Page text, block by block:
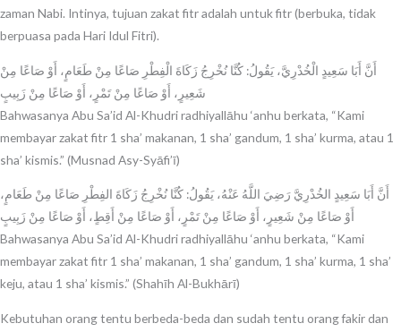
zaman Nabi. Intinya, tujuan zakat fitr adalah untuk fitr (berbuka, tidak
berpuasa pada Hari Idul Fitri).
أَنَّ أَبَا سَعِيدٍ الْخُدْرِيَّ، يَقُولُ: كُنَّا نُخْرِجُ زَكَاةَ الْفِطْرِ صَاعًا مِنْ طَعَامٍ، أَوْ صَاعًا مِنْ
شَعِيرٍ، أَوْ صَاعًا مِنْ تَمْرٍ، أَوْ صَاعًا مِنْ زَبِيبٍ
Bahwasanya Abu Sa’id Al-Khudri radhiyallāhu ‘anhu berkata, “Kami
membayar zakat fitr 1 sha’ makanan, 1 sha’ gandum, 1 sha’ kurma, atau 1
sha’ kismis.” (Musnad Asy-Syāfi’ī)
أَنَّ أَبَا سَعِيدٍ الخُدْرِيَّ رَضِيَ اللَّهُ عَنْهُ، يَقُولُ: كُنَّا نُخْرِجُ زَكَاةَ الفِطْرِ صَاعًا مِنْ طَعَامٍ،
أَوْ صَاعًا مِنْ شَعِيرٍ، أَوْ صَاعًا مِنْ تَمْرٍ، أَوْ صَاعًا مِنْ أَقِطٍ، أَوْ صَاعًا مِنْ زَبِيبٍ
Bahwasanya Abu Sa’id Al-Khudri radhiyallāhu ‘anhu berkata, “Kami
membayar zakat fitr 1 sha’ makanan, 1 sha’ gandum, 1 sha’ kurma, 1 sha’
keju, atau 1 sha’ kismis.” (Shahīh Al-Bukhārī)
Kebutuhan orang tentu berbeda-beda dan sudah tentu orang fakir dan